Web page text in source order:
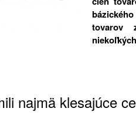
tovarov
najmä klesajúce